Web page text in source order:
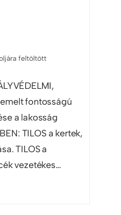
feltöltött
fontosságú
a lakosság
TILOS a kertek,
TILOS a
vezetékes…